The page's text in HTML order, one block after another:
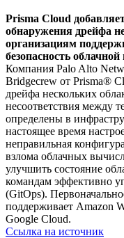
Prisma Cloud
обнаружения дрейфа
организациям
безопасность
Компания Palo Alto
Bridgecrew от Prisma®
дрейфа нескольких
несоответствия между
определены в
настоящее время
неправильная
взлома облачных
улучшить состояние
командам эффективно
(GitOps).
поддерживает Amazon
Google Cloud.
Ссылка на источник